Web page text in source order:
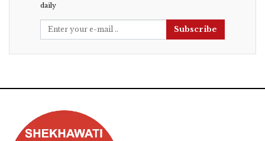
daily
Subscribe